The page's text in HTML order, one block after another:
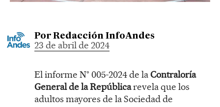
Por Redacción InfoAndes
23 de abril de 2024
El informe N° 005-2024 de laContraloría
General de la Repúblicarevela que los
adultos mayores de la Sociedad de